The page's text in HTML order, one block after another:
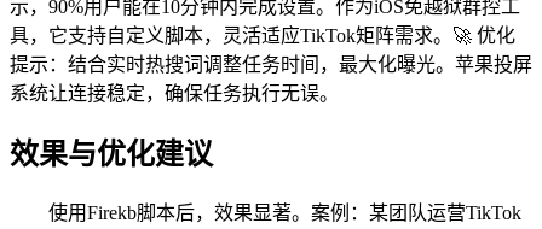
示，90%用户能在10分钟内完成设置。作为iOS免越狱群控工
具，它支持自定义脚本，灵活适应TikTok矩阵需求。🚀 优化
提示：结合实时热搜词调整任务时间，最大化曝光。苹果投屏
系统让连接稳定，确保任务执行无误。
效果与优化建议
使用Firekb脚本后，效果显著。案例：某团队运营TikTok